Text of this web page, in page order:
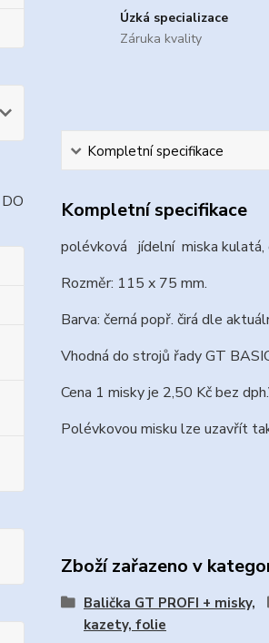
Úzká specializace
Záruka kvality
Kompletní specifikace
Kompletní specifikace
polévková jídelní miska kulatá,
Rozměr: 115 x 75 mm.
Barva: černá popř. čirá dle
Vhodná do strojů řady GT
Cena 1 misky je 2,50 Kč bez
Polévkovou misku lze uzavřít
Zboží zařazeno v
Balička GT PROFI + misky,
kazety, folie